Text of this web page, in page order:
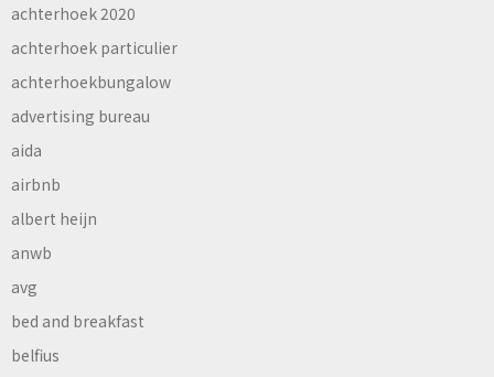
achterhoek 2020
achterhoek particulier
achterhoekbungalow
advertising bureau
aida
airbnb
albert heijn
anwb
avg
bed and breakfast
belfius